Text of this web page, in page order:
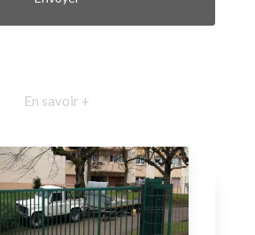
En savoir +